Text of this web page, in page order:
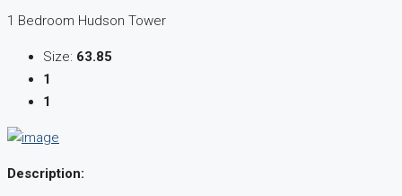
1 Bedroom Hudson Tower
Size: 63.85
1
1
Description: